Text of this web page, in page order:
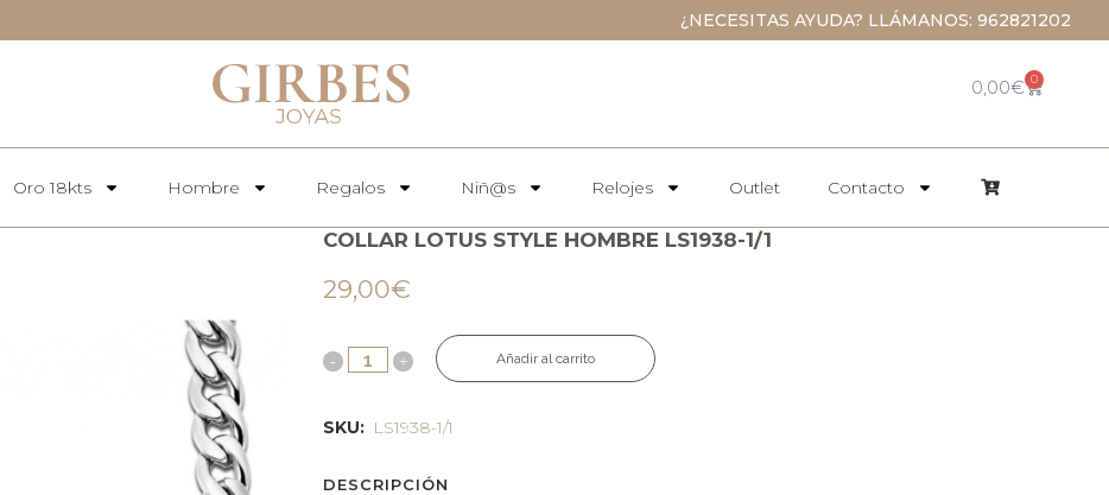
¿NECESITAS AYUDA? LLÁMANOS: 962821202
0,00€ 0
Oro 18kts Hombre Regalos Niñ@s Relojes Outlet Contacto
COLLAR LOTUS STYLE HOMBRE LS1938-1/1
29,00€
Añadir al carrito
SKU: LS1938-1/1
DESCRIPCIÓN